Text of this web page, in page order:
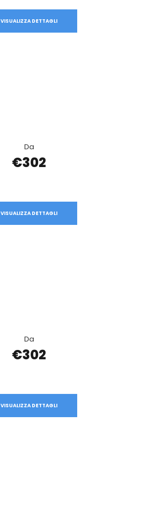
VISUALIZZA DETTAGLI
Da
€302
VISUALIZZA DETTAGLI
Da
€302
VISUALIZZA DETTAGLI